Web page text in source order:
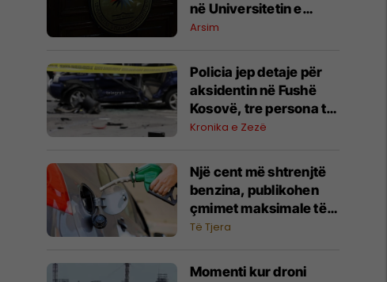
në Universitetin e
Prishtinës
Arsim
Policia jep detaje për
aksidentin në Fushë
Kosovë, tre persona të
lënduar
Kronika e Zezë
Një cent më shtrenjtë
benzina, publikohen
çmimet maksimale të
derivateve
Të Tjera
Momenti kur droni